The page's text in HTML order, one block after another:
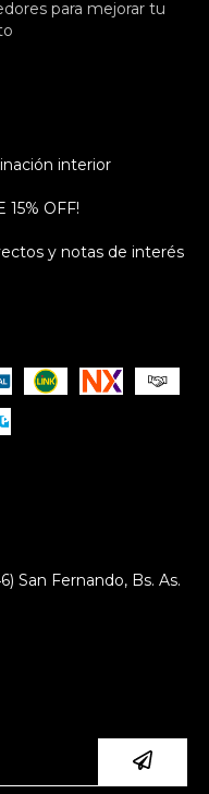
para mejorar tu
interior
15% OFF!
y notas de interés
San Fernando, Bs. As.